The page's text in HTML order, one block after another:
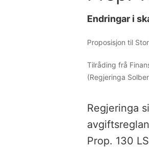
Endringar i
Proposisjon til
Tilråding frå
(Regjeringa
Regjeringa
Prop. 130